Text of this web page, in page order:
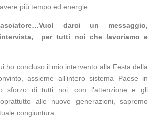
più tempo ed energie.
Vuol darci un messaggio,
per tutti noi che lavoriamo e
ho concluso il mio intervento alla Festa della
assieme all’intero sistema Paese in
sforzo di tutti noi, con l’attenzione e gli
alle nuove generazioni, sapremo
congiuntura.